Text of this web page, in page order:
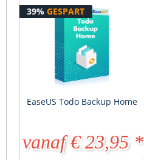
39%GESPART
EaseUS Todo Backup Home
vanaf € 23,95 *